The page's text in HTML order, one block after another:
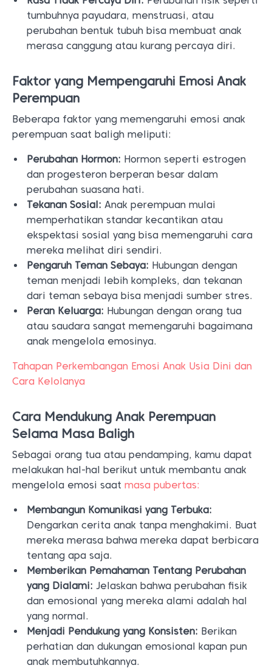
tumbuhnya payudara, menstruasi, atau
perubahan bentuk tubuh bisa membuat anak
merasa canggung atau kurang percaya diri.
Faktor yang Mempengaruhi Emosi Anak
Perempuan
Beberapa faktor yang memengaruhi emosi anak
perempuan saat baligh meliputi:
Perubahan Hormon: Hormon seperti estrogen
dan progesteron berperan besar dalam
perubahan suasana hati.
Tekanan Sosial: Anak perempuan mulai
memperhatikan standar kecantikan atau
ekspektasi sosial yang bisa memengaruhi cara
mereka melihat diri sendiri.
Pengaruh Teman Sebaya: Hubungan dengan
teman menjadi lebih kompleks, dan tekanan
dari teman sebaya bisa menjadi sumber stres.
Peran Keluarga: Hubungan dengan orang tua
atau saudara sangat memengaruhi bagaimana
anak mengelola emosinya.
Tahapan Perkembangan Emosi Anak Usia Dini dan
Cara Kelolanya
Cara Mendukung Anak Perempuan
Selama Masa Baligh
Sebagai orang tua atau pendamping, kamu dapat
melakukan hal-hal berikut untuk membantu anak
mengelola emosi saat masa pubertas:
Membangun Komunikasi yang Terbuka:
Dengarkan cerita anak tanpa menghakimi. Buat
mereka merasa bahwa mereka dapat berbicara
tentang apa saja.
Memberikan Pemahaman Tentang Perubahan
yang Dialami: Jelaskan bahwa perubahan fisik
dan emosional yang mereka alami adalah hal
yang normal.
Menjadi Pendukung yang Konsisten: Berikan
perhatian dan dukungan emosional kapan pun
anak membutuhkannya.